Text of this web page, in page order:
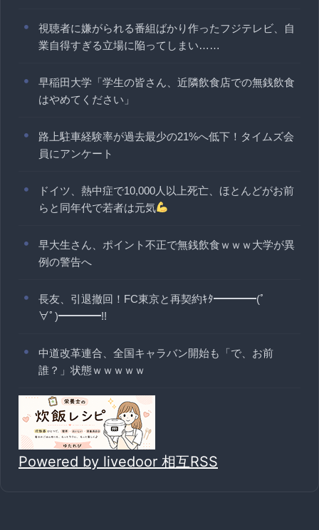
視聴者に嫌がられる番組ばかり作ったフジテレビ、自
業自得すぎる立場に陥ってしまい……
早稲田大学「学生の皆さん、近隣飲食店での無銭飲食
はやめてください」
路上駐車経験率が過去最少の21%へ低下！タイムズ会
員にアンケート
ドイツ、熱中症で10,000人以上死亡、ほとんどがお前
らと同年代で若者は元気
早大生さん、ポイント不正で無銭飲食ｗｗｗ大学が異
例の警告へ
長友、引退撤回！FC東京と再契約ｷﾀ━━━━(ﾟ
∀ﾟ)━━━━!!
中道改革連合、全国キャラバン開始も「で、お前
誰？」状態ｗｗｗｗｗ
Powered by livedoor 相互RSS